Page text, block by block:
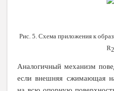
Рис. 5. Схема приложения к
R2
Аналогичный механизм
если внешняя сжимающая